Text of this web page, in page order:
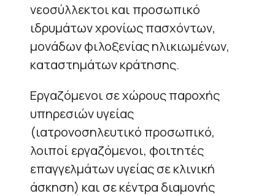
νεοσύλλεκτοι και προσωπικό
ιδρυμάτων χρονίως πασχόντων,
μονάδων φιλοξενίας ηλικιωμένων,
καταστημάτων κράτησης.
Εργαζόμενοι σε χώρους παροχής
υπηρεσιών υγείας
(ιατρονοσηλευτικό προσωπικό,
λοιποί εργαζόμενοι, φοιτητές
επαγγελμάτων υγείας σε κλινική
άσκηση) και σε κέντρα διαμονής